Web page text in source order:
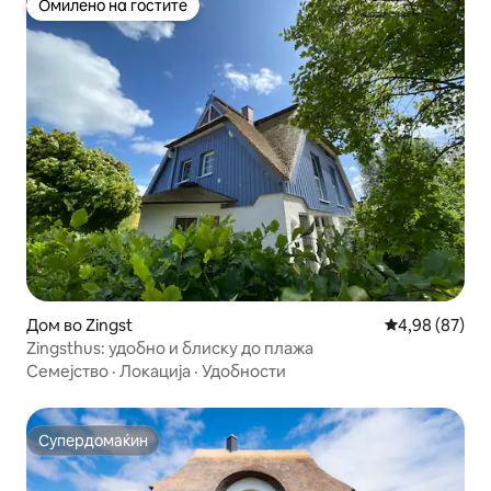
Омилено на гостите
Омилено на гостите
Дом во Zingst Просечна
4,98 (87)
Zingsthus: удобно и блиску до плажа
Семејство · Локација · Удобности
Супердомаќин
Супердомаќин